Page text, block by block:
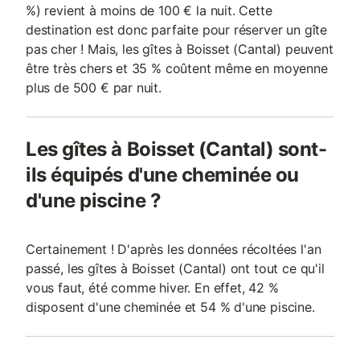
%) revient à moins de 100 € la nuit. Cette
destination est donc parfaite pour réserver un gîte
pas cher ! Mais, les gîtes à Boisset (Cantal) peuvent
être très chers et 35 % coûtent même en moyenne
plus de 500 € par nuit.
Les gîtes à Boisset (Cantal) sont-
ils équipés d'une cheminée ou
d'une piscine ?
Certainement ! D'après les données récoltées l'an
passé, les gîtes à Boisset (Cantal) ont tout ce qu'il
vous faut, été comme hiver. En effet, 42 %
disposent d'une cheminée et 54 % d'une piscine.